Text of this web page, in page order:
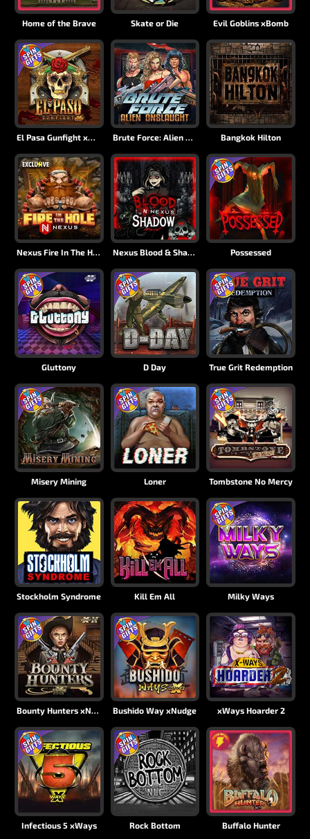
Nexus Blood & Shadow
Kill Em All
Nexus Fire In The Hole xBomb
Home of the Brave Skate or Die
Stockholm Syndrome
Bangkok Hilton
Brute Force: Alien Onslaught
Loner Tombstone No Mercy
Rock Bottom
xWays Hoarder 2
Bounty Hunters xNudge®
El Pasa Gunfight xNudge
Evil Goblins xBomb
Gluttony
Possessed
Buffalo Hunter
Milky Ways
Infectious 5 xWays
Misery Mining
True Grit Redemption
Bushido Way xNudge
D Day